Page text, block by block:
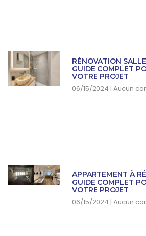
RÉNOVATION
GUIDE COMPLET
VOTRE PROJET
06/15/2024 Aucun
APPARTEMENT À
GUIDE COMPLET
VOTRE PROJET
06/15/2024 Aucun